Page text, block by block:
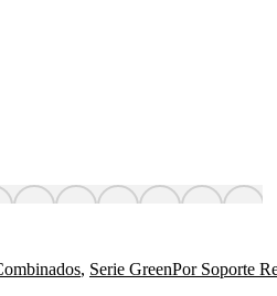
, Serie GreenPor Soporte